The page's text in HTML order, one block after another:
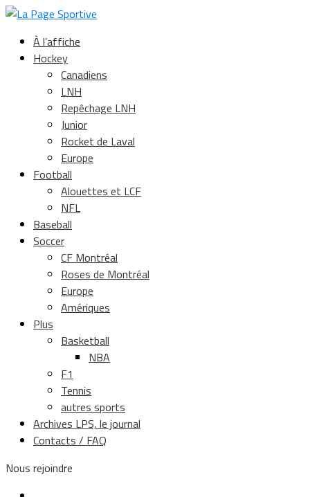
À l’affiche
Hockey
Canadiens
LNH
Repêchage LNH
Junior
Rocket de Laval
Europe
Football
Alouettes et LCF
NFL
Baseball
Soccer
CF Montréal
Roses de Montréal
Europe
Amériques
Plus
Basketball
NBA
F1
Tennis
autres sports
Archives LPS, le journal
Contacts / FAQ
Nous rejoindre